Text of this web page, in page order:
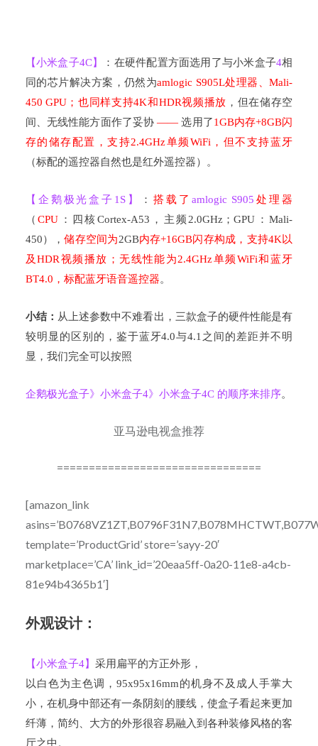
【小米盒子4C】 ：在硬件配置方面选用了与小米盒子4相
同的芯片解决方案，仍然为amlogic S905L处理器、Mali-
450 GPU ；也同样支持4K和HDR视频播放 ，但在储存空
间、无线性能方面作了妥协 ——选用了1GB内存+8GB闪
存的储存配置，支持2.4GHz单频WiFi ，但不支持蓝牙
（标配的遥控器自然也是红外遥控器）。
【企鹅极光盒子 1S 】 ： 搭载了 amlogic S905 处理器
（CPU ：四核Cortex-A53 ，主频 2.0GHz ；GPU ：Mali-
450），储存空间为2GB内存+16GB闪存构成，支持4K以
及HDR视频播放；无线性能为2.4GHz单频WiFi和蓝牙
BT4.0 ，标配蓝牙语音遥控器。
小结： 从上述参数中不难看出，三款盒子的硬件性能是有
较明显的区别的，鉴于蓝牙4.0与4.1 之间的差距并不明
显，我们完全可以按照
企鹅极光盒子》小米盒子4》小米盒子4C 的顺序来排序。
亚马逊电视盒推荐
================================
[amazon_link
asins=’B0768VZ1ZT,B0796F31N7,
template=’ProductGrid’ store=’sayy-20′
marketplace=’CA’ link_id=’20eaa5ff-0a20-11e8-a4cb-
81e94b4365b1′]
外观设计：
【小米盒子4】 采用扁平的方正外形，
以白色为主色调， 95x95x16mm的机身不及成人手掌大
小，在机身中部还有一条阴刻的腰线，使盒子看起来更加
纤薄，简约、大方的外形很容易融入到各种装修风格的客
厅之中。